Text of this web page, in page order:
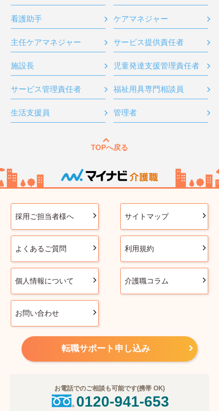
看護助手 ケアマネジャー
主任ケアマネジャー サービス提供責任者
施設長 児童発達支援管理責任者
サービス管理責任者 福祉用具専門相談員
生活支援員 管理者
TOPへ戻る
採用ご担当者様へ サイトマップ
よくあるご質問 利用規約
個人情報について 介護職コラム
お問い合わせ
転職サポート申し込み
お電話でのご相談も可能です(携帯 OK)
0120-941-653